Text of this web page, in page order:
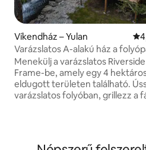
Víkendház – Yulan
Varázslatos A-alakú ház a
Tűzrakóhely| Varázslatos erdő
Menekülj a varázslatos
Frame-be, amely egy 4
eldugott területen található.
varázslatos folyóban, grillezz a